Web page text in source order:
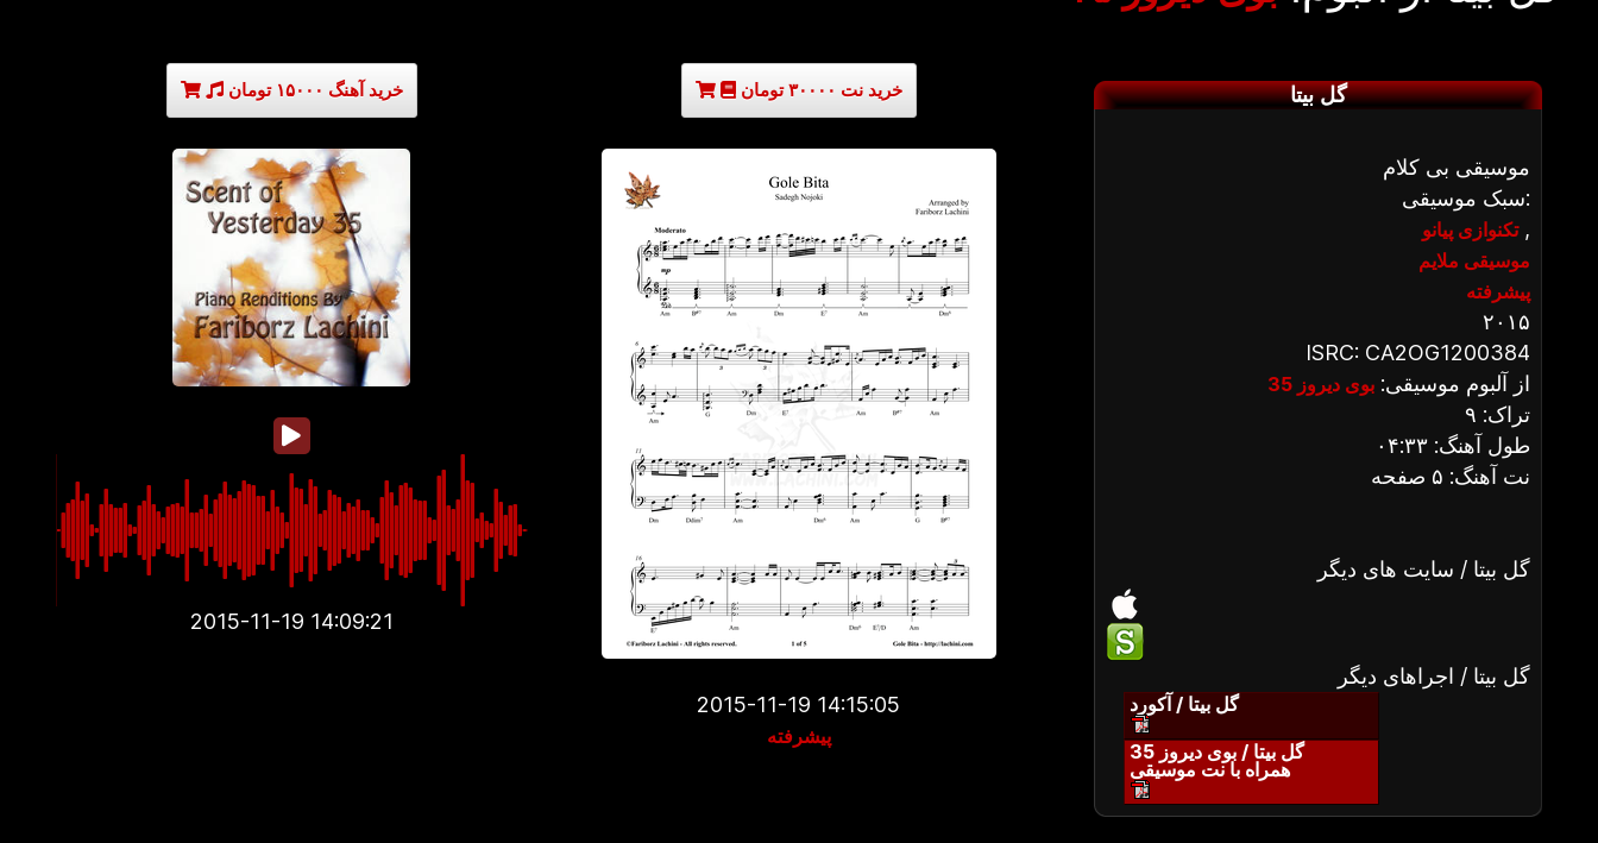
خرید آهنگ ۱۵۰۰۰ تومان
2015-11-19 14:09:21
خرید نت ۳۰۰۰۰ تومان
2015-11-19 14:15:05
پیشرفته
گل بیتا
موسیقی بی کلام
سبک موسیقی:
تکنوازی پیانو,
موسیقی ملایم
پیشرفته
۲۰۱۵
ISRC: CA2OG1200384
از آلبوم موسیقی:بوی دیروز 35
تراک: ۹
طول آهنگ: ۰۴:۳۳
نت آهنگ: ۵ صفحه
گل بیتا / سایت های دیگر
گل بیتا / اجراهای دیگر
گل بیتا / آکورد
گل بیتا / بوی دیروز 35
همراه با نت موسیقی